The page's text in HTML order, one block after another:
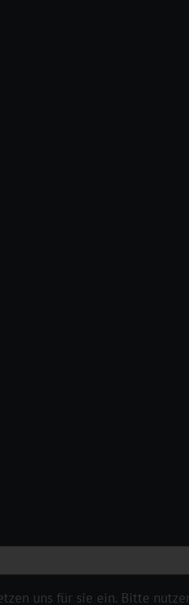
uns für sie ein. Bitte